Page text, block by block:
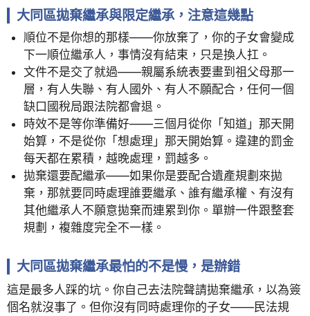
大同區拋棄繼承與限定繼承，注意這幾點
順位不是你想的那樣——你放棄了，你的子女會變成
下一順位繼承人，事情沒有結束，只是換人扛。
文件不是交了就過——親屬系統表要畫到祖父母那一
層，有人失聯、有人國外、有人不願配合，任何一個
缺口國稅局跟法院都會退。
時效不是等你準備好——三個月從你「知道」那天開
始算，不是從你「想處理」那天開始算。違建的罰金
每天都在累積，越晚處理，罰越多。
拋棄還要配繼承——如果你是要配合遺產規劃來拋
棄，那就要同時處理誰要繼承、誰有繼承權、有沒有
其他繼承人不願意拋棄而連累到你。單辦一件跟整套
規劃，複雜度完全不一樣。
大同區拋棄繼承最怕的不是慢，是辦錯
這是最多人踩的坑。你自己去法院聲請拋棄繼承，以為簽
個名就沒事了。但你沒有同時處理你的子女——民法規